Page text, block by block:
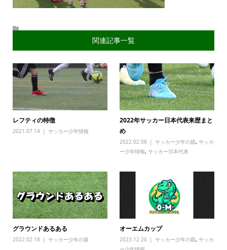
関連記事一覧
レフティの特徴
2021.07.14 サッカー少年情報
2022年サッカー日本代表来歴まと
め
2022.02.08 サッカー少年の親,サッカ
ー少年情報,サッカー日本代表
グラウンドあるある
2022.02.18 サッカー少年の親
オーエムカップ
2023.12.20 サッカー少年の親,サッカ